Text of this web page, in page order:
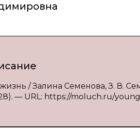
/ Залина Семенова, З. В.
— URL: https://moluch.ru/young/